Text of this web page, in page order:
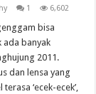
1 6,602
bisa
ada banyak
2011.
dan lensa yang
‘ecek-ecek’,